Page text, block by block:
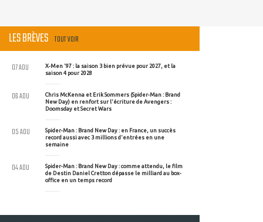
LES BRÈVES TOUT VOIR
X-Men '97 : la saison 3 bien prévue pour 2027, et la
saison 4 pour 2028
07 AOU
Chris McKenna et Erik Sommers (Spider-Man : Brand
New Day) en renfort sur l'écriture de Avengers :
Doomsday et Secret Wars
06 AOU
Spider-Man : Brand New Day : en France, un succès
record aussi avec 3 millions d'entrées en une
semaine
05 AOU
Spider-Man : Brand New Day : comme attendu, le film
de Destin Daniel Cretton dépasse le milliard au box-
office en un temps record
04 AOU